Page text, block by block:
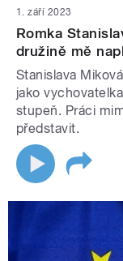
1. září 2023
Romka
družině mě
Stanislava
jako
stupeň. Práci
představit.